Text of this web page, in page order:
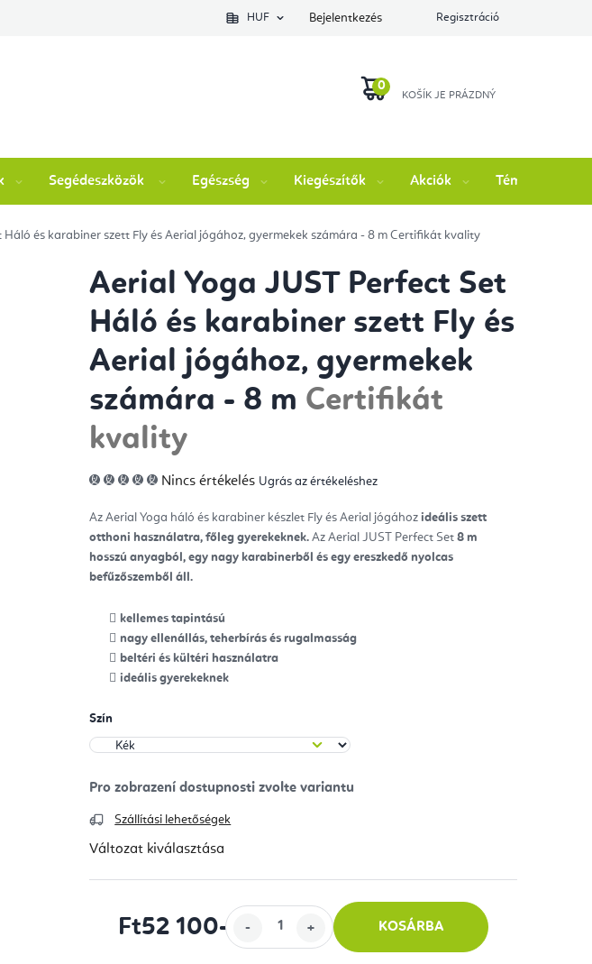
feltételek Ellenőrizze a rendelés állapotátHUF Bejelentkezés Regisztráció
Segédeszközök Egészség Kiegészítők Akciók Témák
Háló és karabiner szett Fly és Aerial jógához, gyermekek számára - 8 m Certifikát kvality
Aerial Yoga JUST Perfect Set
Háló és karabiner szett Fly és
Aerial jógához, gyermekek
számára - 8 m Certifikát
kvality
A
termék
5-
ből
0,0
csillag.
Nincs értékelés Ugrás az értékeléshez
Az Aerial Yoga háló és karabiner készlet Fly és Aerial jógához ideális szett
otthoni használatra, főleg gyerekeknek. Az Aerial JUST Perfect Set8 m
hosszú anyagból, egy nagy karabinerből és egy ereszkedő nyolcas
befűzőszemből áll.
kellemes tapintású
nagy ellenállás, teherbírás és rugalmasság
beltéri és kültéri használatra
ideális gyerekeknek
Szín
Szállítási lehetőségek
Változat kiválasztása
Ft52 100-tól KOSÁRBA